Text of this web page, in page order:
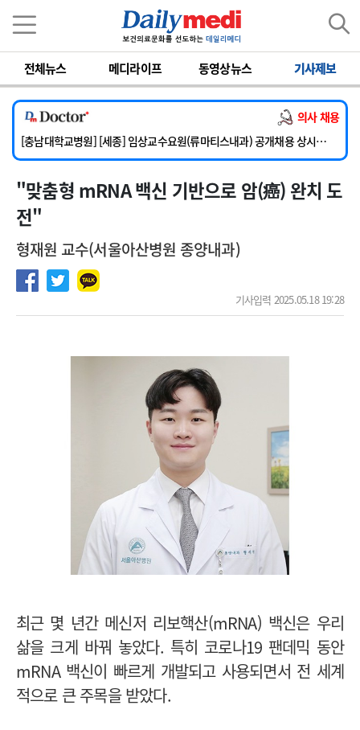
전체뉴스 메디라이프 동영상뉴스 기사제보
의사 채용
[단국대학교병원] 임상전담교원 및 전임의 초빙
[해운대부민병원] [해운대] 2026년 하반기 인턴 모집
[서울아산병원] 건강증진센터 소화기파트 건진교수 초빙
[충남대학교병원] [세종] 임상교수요원(류마티스내과) 공개채용 상시모집
[이대서울병원] 정형외과 일반의 초빙
[단국대학교병원] 임상전담교원 및 전임의 초빙
[해운대부민병원] [해운대] 2026년 하반기 인턴 모집
"맞춤형 mRNA 백신 기반으로 암(癌) 완치 도
전"
형재원 교수(서울아산병원 종양내과)
기사입력 2025.05.18 19:28
최근 몇 년간 메신저 리보핵산(mRNA) 백신은 우리
삶을 크게 바꿔 놓았다. 특히 코로나19 팬데믹 동안
mRNA 백신이 빠르게 개발되고 사용되면서 전 세계
적으로 큰 주목을 받았다.